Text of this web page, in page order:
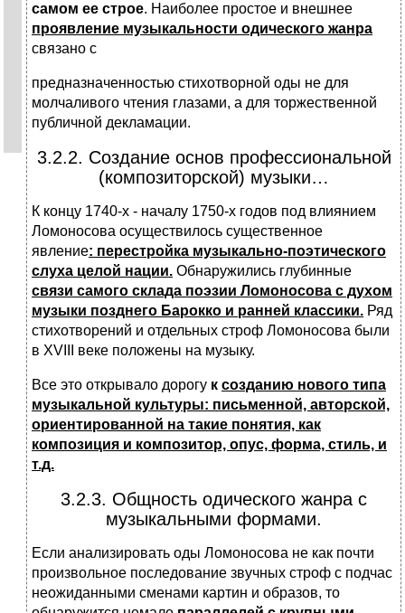
самом ее строе. Наиболее простое и внешнее
проявление музыкальности одического жанра
связано с
предназначенностью стихотворной оды не для
молчаливого чтения глазами, а для торжественной
публичной декламации.
3.2.2. Создание основ профессиональной
(композиторской) музыки…
К концу 1740-х - началу 1750-х годов под влиянием
Ломоносова осуществилось существенное
явление: перестройка музыкально-поэтического
слуха целой нации. Обнаружились глубинные
связи самого склада поэзии Ломоносова с духом
музыки позднего Барокко и ранней классики. Ряд
стихотворений и отдельных строф Ломоносова были
в XVIII веке положены на музыку.
Все это открывало дорогу к созданию нового типа
музыкальной культуры: письменной, авторской,
ориентированной на такие понятия, как
композиция и композитор, опус, форма, стиль, и
т.д.
3.2.3. Общность одического жанра с
музыкальными формами.
Если анализировать оды Ломоносова не как почти
произвольное последование звучных строф с подчас
неожиданными сменами картин и образов, то